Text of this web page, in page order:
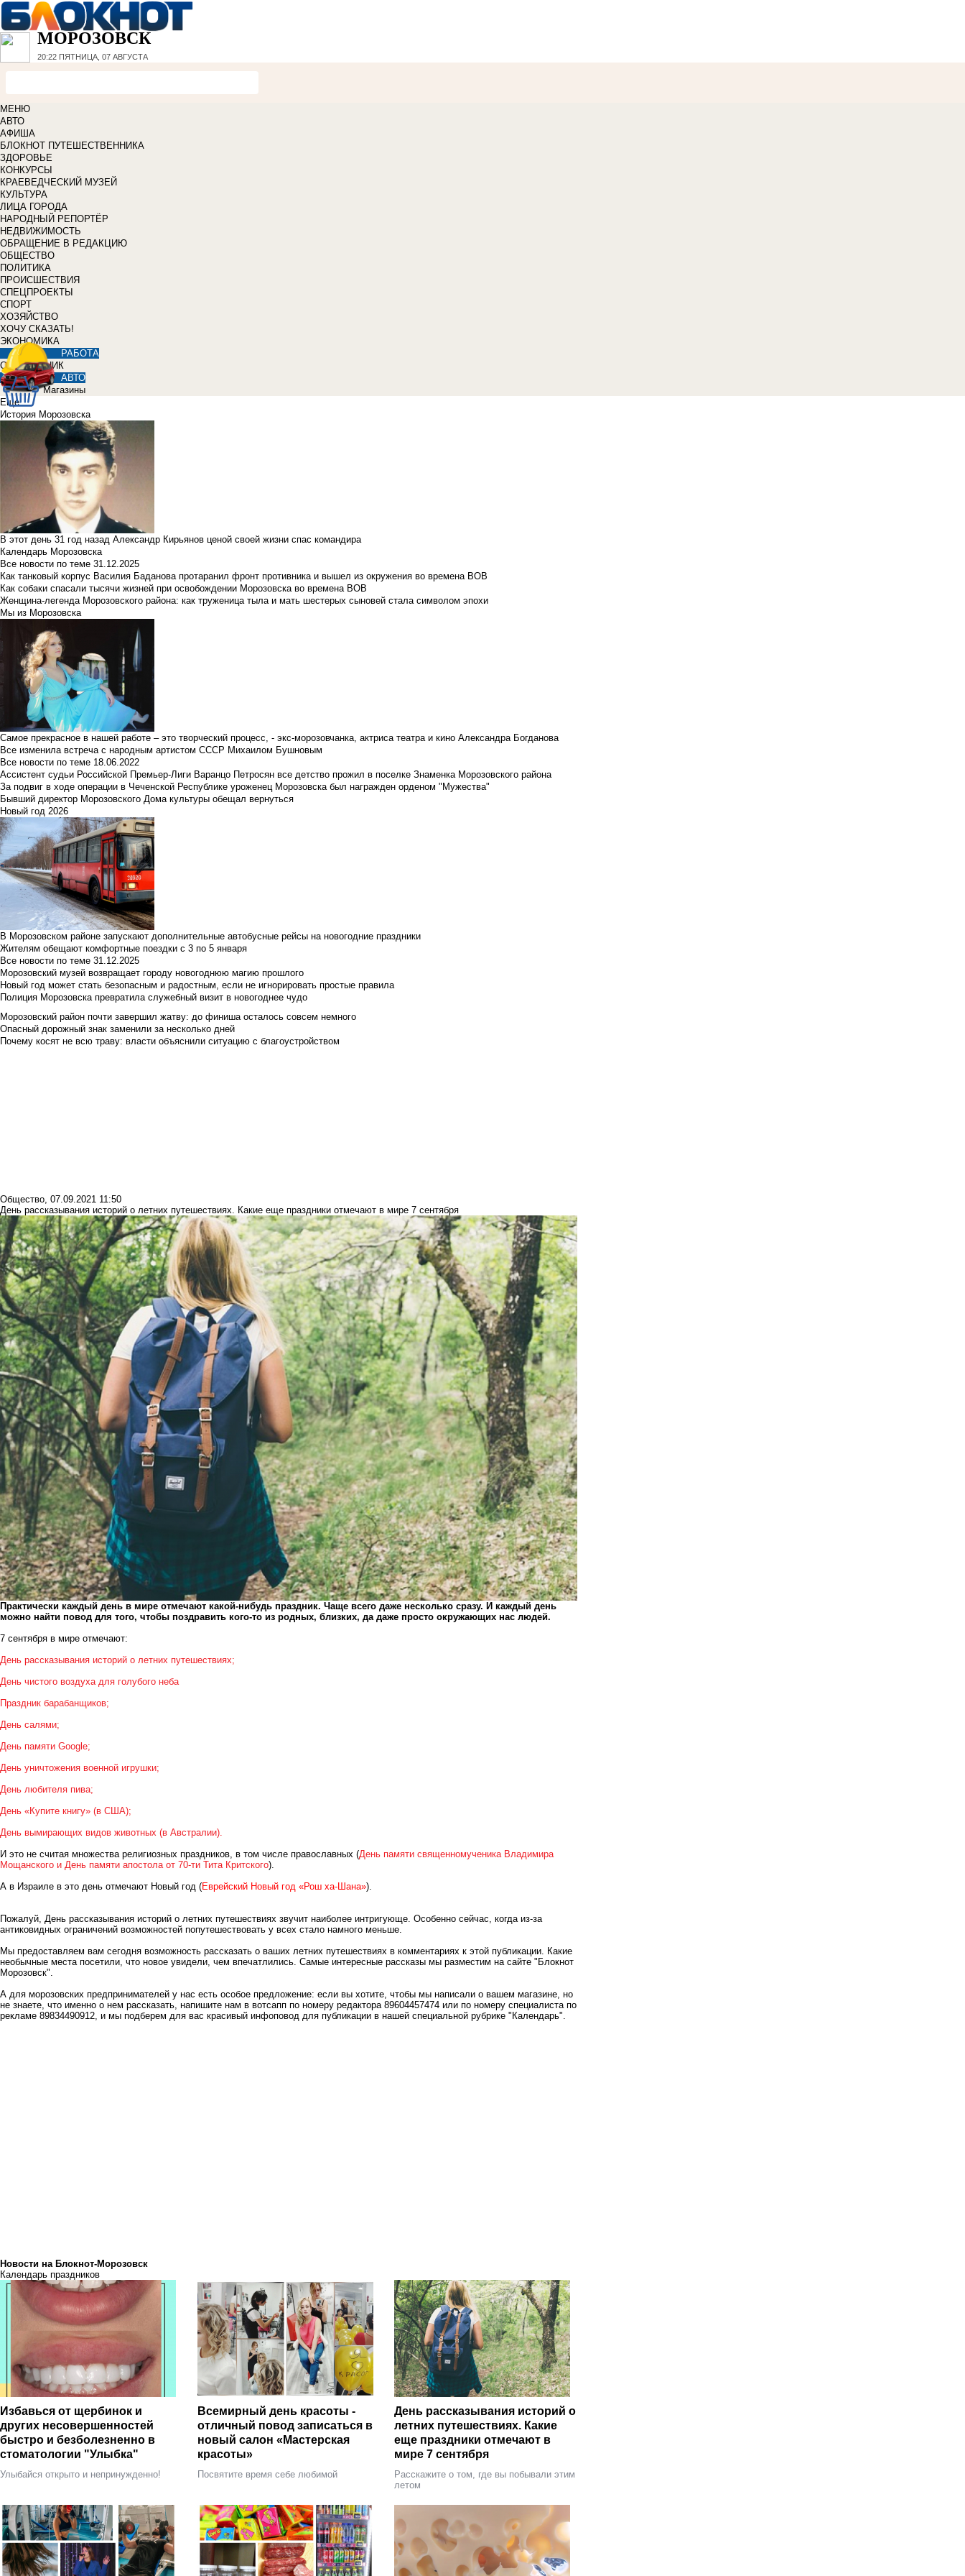
МОРОЗОВСК
20:22 ПЯТНИЦА, 07 АВГУСТА
МЕНЮ
АВТО
АФИША
БЛОКНОТ ПУТЕШЕСТВЕННИКА
ЗДОРОВЬЕ
КОНКУРСЫ
КРАЕВЕДЧЕСКИЙ МУЗЕЙ
КУЛЬТУРА
ЛИЦА ГОРОДА
НАРОДНЫЙ РЕПОРТЁР
НЕДВИЖИМОСТЬ
ОБРАЩЕНИЕ В РЕДАКЦИЮ
ОБЩЕСТВО
ПОЛИТИКА
ПРОИСШЕСТВИЯ
СПЕЦПРОЕКТЫ
СПОРТ
ХОЗЯЙСТВО
ХОЧУ СКАЗАТЬ!
ЭКОНОМИКА
РАБОТА
СПРАВОЧНИК
АВТО
Магазины
Еще
История Морозовска
В этот день 31 год назад Александр Кирьянов ценой своей жизни спас командира
Календарь Морозовска
Все новости по теме 31.12.2025
Как танковый корпус Василия Баданова протаранил фронт противника и вышел из окружения во времена ВОВ
Как собаки спасали тысячи жизней при освобождении Морозовска во времена ВОВ
Женщина-легенда Морозовского района: как труженица тыла и мать шестерых сыновей стала символом эпохи
Мы из Морозовска
Самое прекрасное в нашей работе – это творческий процесс, - экс-морозовчанка, актриса театра и кино Александра Богданова
Все изменила встреча с народным артистом СССР Михаилом Бушновым
Все новости по теме 18.06.2022
Ассистент судьи Российской Премьер-Лиги Варанцо Петросян все детство прожил в поселке Знаменка Морозовского района
За подвиг в ходе операции в Чеченской Республике уроженец Морозовска был награжден орденом "Мужества"
Бывший директор Морозовского Дома культуры обещал вернуться
Новый год 2026
В Морозовском районе запускают дополнительные автобусные рейсы на новогодние праздники
Жителям обещают комфортные поездки с 3 по 5 января
Все новости по теме 31.12.2025
Морозовский музей возвращает городу новогоднюю магию прошлого
Новый год может стать безопасным и радостным, если не игнорировать простые правила
Полиция Морозовска превратила служебный визит в новогоднее чудо
Морозовский район почти завершил жатву: до финиша осталось совсем немного
Опасный дорожный знак заменили за несколько дней
Почему косят не всю траву: власти объяснили ситуацию с благоустройством
Общество, 07.09.2021 11:50
День рассказывания историй о летних путешествиях. Какие еще праздники отмечают в мире 7 сентября
Практически каждый день в мире отмечают какой-нибудь праздник. Чаще всего даже несколько сразу. И каждый день
можно найти повод для того, чтобы поздравить кого-то из родных, близких, да даже просто окружающих нас людей.
7 сентября в мире отмечают:
День рассказывания историй о летних путешествиях;
День чистого воздуха для голубого неба
Праздник барабанщиков;
День салями;
День памяти Google;
День уничтожения военной игрушки;
День любителя пива;
День «Купите книгу» (в США);
День вымирающих видов животных (в Австралии).
И это не считая множества религиозных праздников, в том числе православных (День памяти священномученика Владимира
Мощанского и День памяти апостола от 70-ти Тита Критского).
А в Израиле в это день отмечают Новый год (Еврейский Новый год «Рош ха-Шана»).
Пожалуй, День рассказывания историй о летних путешествиях звучит наиболее интригующе. Особенно сейчас, когда из-за
антиковидных ограничений возможностей попутешествовать у всех стало намного меньше.
Мы предоставляем вам сегодня возможность рассказать о ваших летних путешествиях в комментариях к этой публикации. Какие
необычные места посетили, что новое увидели, чем впечатлились. Самые интересные рассказы мы разместим на сайте "Блокнот
Морозовск".
А для морозовских предпринимателей у нас есть особое предложение: если вы хотите, чтобы мы написали о вашем магазине, но
не знаете, что именно о нем рассказать, напишите нам в вотсапп по номеру редактора 89604457474 или по номеру специалиста по
рекламе 89834490912, и мы подберем для вас красивый инфоповод для публикации в нашей специальной рубрике "Календарь".
Новости на Блoкнoт-Морозовск
Календарь праздников
Избавься от щербинок и
других несовершенностей
быстро и безболезненно в
стоматологии "Улыбка"
Улыбайся открыто и непринужденно!
Всемирный день красоты -
отличный повод записаться в
новый салон «Мастерская
красоты»
Посвятите время себе любимой
День рассказывания историй о
летних путешествиях. Какие
еще праздники отмечают в
мире 7 сентября
Расскажите о том, где вы побывали этим
летом